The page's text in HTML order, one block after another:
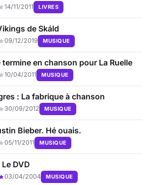
14/11/2011 LIVRES
de Skáld
09/12/2019 MUSIQUE
termine en chanson pour La Ruelle
10/04/2011 MUSIQUE
: La fabrique à chanson
30/09/2012 MUSIQUE
Bieber. Hé ouais.
05/11/2011 MUSIQUE
DVD
03/04/2004 MUSIQUE